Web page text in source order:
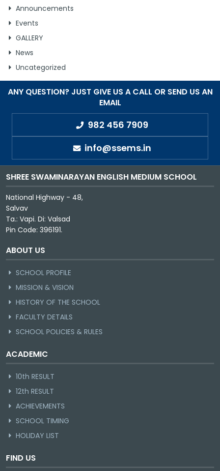
Announcements
Events
GALLERY
News
Uncategorized
ANY QUESTION? JUST GIVE US A CALL OR SEND US AN
EMAIL
982 456 7909
info@ssems.in
SHREE SWAMINARAYAN ENGLISH MEDIUM SCHOOL
National Highway - 48,
Salvav
Ta.: Vapi. Di: Valsad
Pin Code: 396191.
ABOUT US
SCHOOL PROFILE
MISSION & VISION
HISTORY OF THE SCHOOL
FACULTY DETAILS
SCHOOL POLICIES & RULES
ACADEMIC
10th RESULT
12th RESULT
ACHIEVEMENTS
SCHOOL TIMING
HOLIDAY LIST
FIND US